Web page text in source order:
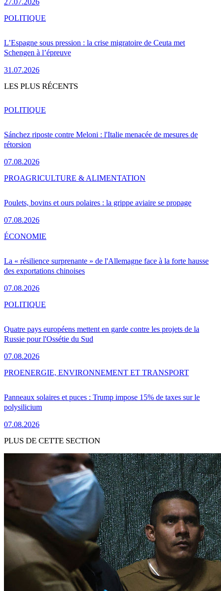
27.07.2026
L’Espagne sous pression : la crise migratoire de Ceuta met
Schengen à l’épreuve
31.07.2026
POLITIQUE
LES PLUS RÉCENTS
Sánchez riposte contre Meloni : l'Italie menacée de mesures de
rétorsion
07.08.2026
POLITIQUE
Poulets, bovins et ours polaires : la grippe aviaire se propage
07.08.2026
PROAGRICULTURE & ALIMENTATION
La « résilience surprenante » de l'Allemagne face à la forte hausse
des exportations chinoises
07.08.2026
ÉCONOMIE
Quatre pays européens mettent en garde contre les projets de la
Russie pour l'Ossétie du Sud
07.08.2026
POLITIQUE
Panneaux solaires et puces : Trump impose 15% de taxes sur le
polysilicium
07.08.2026
PROENERGIE, ENVIRONNEMENT ET TRANSPORT
PLUS DE CETTE SECTION